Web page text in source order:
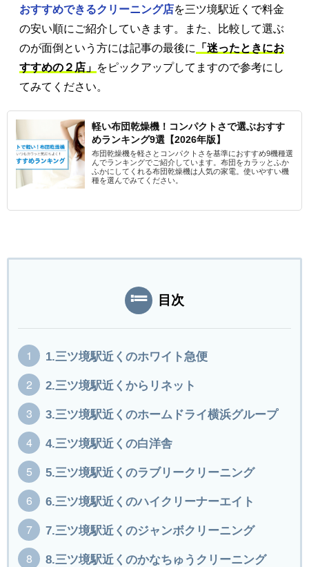
おすすめできるクリーニング店を三ツ境駅近くで料金
の安い順にご紹介していきます。また、比較して選ぶ
のが面倒という方には記事の最後に
「迷ったときにお
すすめの２店」 をピックアップしてますので参考にし
てみてください。
軽い布団乾燥機！コンパクトさで選ぶおすす
めランキング9選【2026年版】
布団乾燥機を軽さとコンパクトさを基準におすすめ9機種選
んでランキングでご紹介しています。布団をカラッとふか
ふかにしてくれる布団乾燥機は人気の家電。使いやすい機
種を選んでみてください。
目次
1.三ツ境駅近くのホワイト急便
2.三ツ境駅近くからリネット
3.三ツ境駅近くのホームドライ横浜グループ
4.三ツ境駅近くの白洋舎
5.三ツ境駅近くのラブリークリーニング
6.三ツ境駅近くのハイクリーナーエイト
7.三ツ境駅近くのジャンボクリーニング
8.三ツ境駅近くのかなちゅうクリーニング